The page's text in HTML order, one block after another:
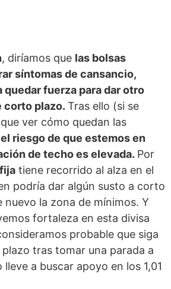
, diríamos que las bolsas
síntomas de cansancio,
quedar fuerza para dar otro
corto plazo. Tras ello (si se
ver cómo quedan las
el riesgo de que estemos en
de techo es elevada. Por
tiene recorrido al alza en el
podría dar algún susto a corto
nuevo la zona de mínimos. Y
fortaleza en esta divisa
probable que siga
tras tomar una parada a
a buscar apoyo en los 1,01